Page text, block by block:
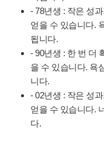
- 78년생 : 작은 성
얻을 수 있습니다.
됩니다.
- 90년생 : 한 번 더
을 수 있습니다. 욕
니다.
- 02년생 : 작은 성
얻을 수 있습니다.
다.